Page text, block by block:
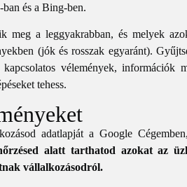
és a Bing-ben.
meg a leggyakrabban, és melyek
(jók és rosszak egyaránt).
vélemények, információk
tehess.
adatlapját a Google
alatt tarthatod azokat az
vállalkozásodról.